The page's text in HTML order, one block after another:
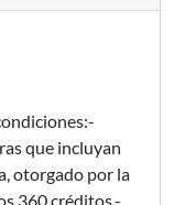
que incluyan
otorgado por la
360 créditos.-